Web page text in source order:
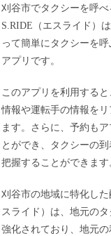
刈谷市でタクシーを呼べ
S.RIDE（エスライド）
って簡単にタクシーを
アプリです。
このアプリを利用する
情報や運転手の情報を
ます。さらに、予約も
とができ、タクシーの
把握することができます
刈谷市の地域に特化し
スライド）は、地元の
強化されており、地元